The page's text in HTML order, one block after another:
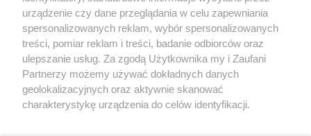
ślązag.pl
0%
urządzenie czy dane przeglądania w celu zapewniania
spersonalizowanych reklam, wybór spersonalizowanych
treści, pomiar reklam i treści, badanie odbiorców oraz
ulepszanie usług. Za zgodą Użytkownika my i Zaufani
Partnerzy możemy używać dokładnych danych
geolokalizacyjnych oraz aktywnie skanować
charakterystykę urządzenia do celów identyfikacji.